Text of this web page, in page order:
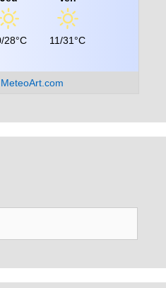
28°C 11/31°C
MeteoArt.com